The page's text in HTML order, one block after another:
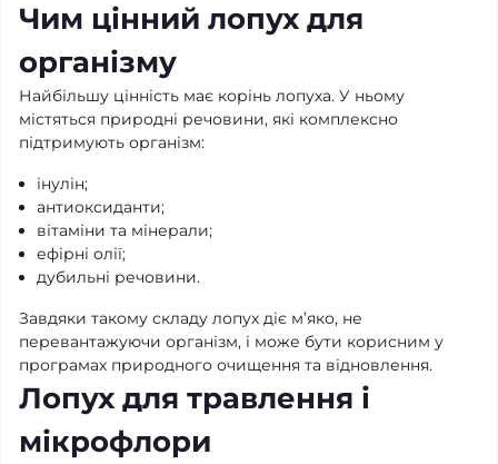
Чим цінний лопух для
організму
Найбільшу цінність має корінь лопуха. У ньому
містяться природні речовини, які комплексно
підтримують організм:
інулін;
антиоксиданти;
вітаміни та мінерали;
ефірні олії;
дубильні речовини.
Завдяки такому складу лопух діє м’яко, не
перевантажуючи організм, і може бути корисним у
програмах природного очищення та відновлення.
Лопух для травлення і
мікрофлори